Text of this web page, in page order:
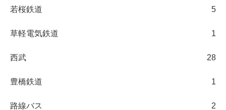
若桜鉄道 5
草軽電気鉄道 1
西武 28
豊橋鉄道 1
路線バス 2